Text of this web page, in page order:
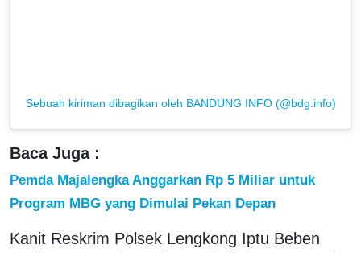
Sebuah kiriman dibagikan oleh BANDUNG INFO (@bdg.info)
Baca Juga :
Pemda Majalengka Anggarkan Rp 5 Miliar untuk
Program MBG yang Dimulai Pekan Depan
Kanit Reskrim Polsek Lengkong Iptu Beben